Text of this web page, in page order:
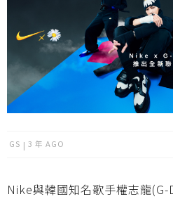
GS 3 年 AGO
Nike與韓國知名歌手權志龍(G-